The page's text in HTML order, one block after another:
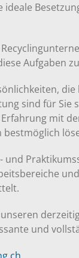
ideale
Aufgaben
sind für
mit
und
und